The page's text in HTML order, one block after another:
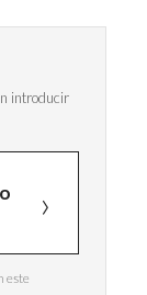
introducir
este